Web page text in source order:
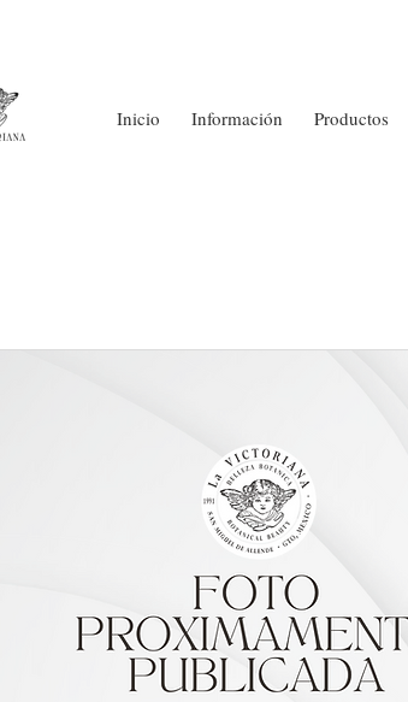
Inicio Información Productos